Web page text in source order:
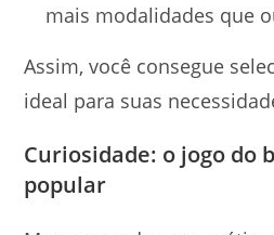
mais modalidades que
Assim, você consegue
ideal para suas
Curiosidade: o jogo do
popular